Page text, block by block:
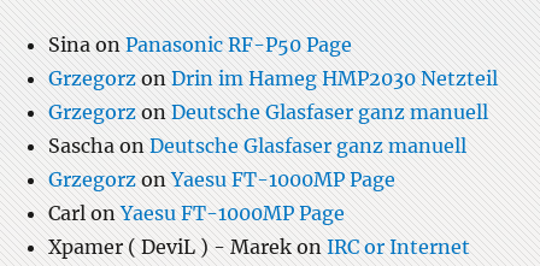
SinaonPanasonic RF-P50 Page
Grzegorz on Drin im Hameg HMP2030 Netzteil
Grzegorz on Deutsche Glasfaser ganz manuell
Sascha onDeutsche Glasfaser ganz manuell
Grzegorz onYaesu FT-1000MP Page
Carl onYaesu FT-1000MP Page
Xpamer ( DeviL ) - Marekon IRC or Internet